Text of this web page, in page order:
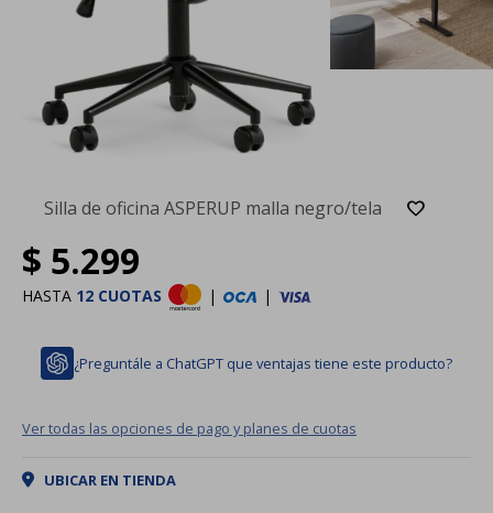
Silla de oficina ASPERUP malla negro/tela
$ 5.299
HASTA 12 CUOTAS | |
¿Preguntále a ChatGPT que ventajas tiene este producto?
Ver todas las opciones de pago y planes de cuotas
UBICAR EN TIENDA